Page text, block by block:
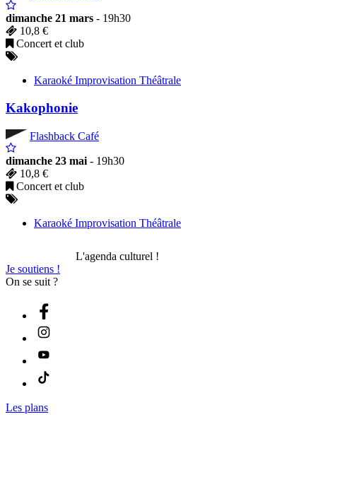
dimanche 21 mars - 19h30
10,8 €
Concert et club
Karaoké Improvisation Théâtrale
Kakophonie
Flashback Café
dimanche 23 mai- 19h30
10,8 €
Concert et club
Karaoké Improvisation Théâtrale
L'agenda culturel !
Je soutiens !
On se suit ?
Les plans